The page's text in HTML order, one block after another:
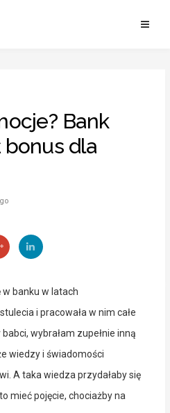
Bank
bonus dla
w banku w latach
i pracowała w nim całe
wybrałam zupełnie inną
wiedzy i świadomości
A taka wiedza przydałaby się
mieć pojęcie, chociażby na